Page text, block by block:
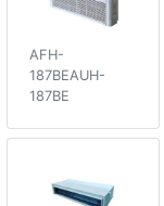
AFH-
187BEAUH-
187BE